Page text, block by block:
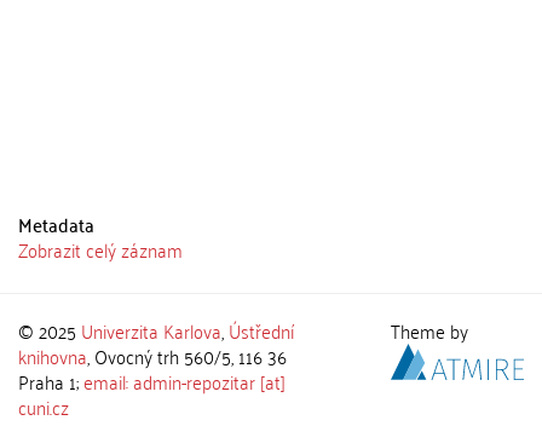
Metadata
Zobrazit celý záznam
© 2025 Univerzita Karlova,Ústřední
knihovna, Ovocný trh 560/5, 116 36
Praha 1;email: admin-repozitar [at]
cuni.cz
Theme by